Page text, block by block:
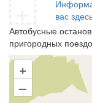
вас
Автобусные
пригородных
+
–